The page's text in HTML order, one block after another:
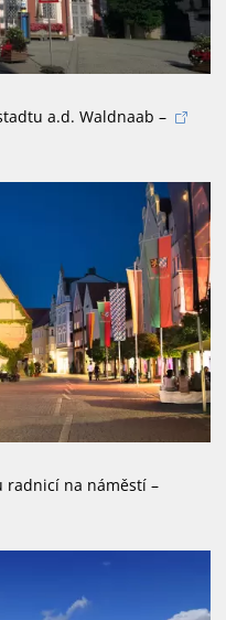
a.d. Waldnaab –
radnicí na náměstí –